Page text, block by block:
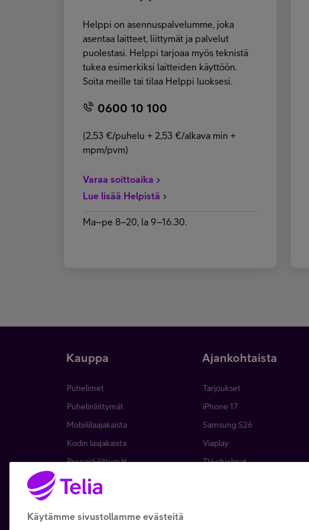
Helppi on asennuspalvelumme, joka
asentaa laitteet, liittymät ja palvelut
puolestasi. Helppi tarjoaa myös teknistä
tukea esimerkiksi laitteiden käyttöön.
Soita meille tai tilaa Helppi luoksesi.
0600 10 100
(2,53 €/puhelu + 2,53 €/alkava min +
mpm/pvm)
Varaa soittoaika
Lue lisää Helpistä
Ma–pe 8–20, la 9–16.30.
Kauppa
Puhelimet
Puhelinliittymät
Mobiililaajakaista
Kodin laajakaista
Prepaid-liittymät
TV ja viihde
Palvelut
Ajankohtaista
Tarjoukset
iPhone 17
Samsung S26
Viaplay
TV-ohjelmat
Käytämme sivustollamme evästeitä